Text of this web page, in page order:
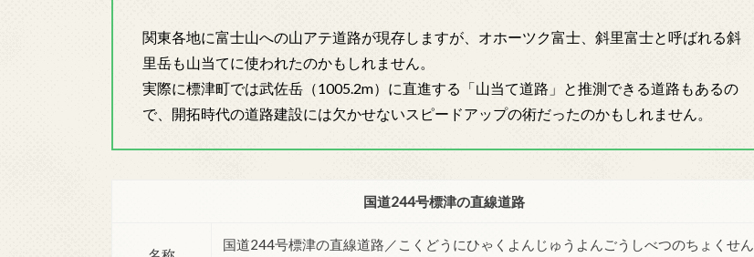
関東各地に富士山への山アテ道路が現存しますが、オホーツク富士、斜里富士と呼ばれる斜
里岳も山当てに使われたのかもしれません。
実際に標津町では武佐岳（1005.2m）に直進する「山当て道路」と推測できる道路もあるの
で、開拓時代の道路建設には欠かせないスピードアップの術だったのかもしれません。
国道244号標津の直線道路
国道244号標津の直線道路／こくどうにひゃくよんじゅうよんごうしべつのちょくせん